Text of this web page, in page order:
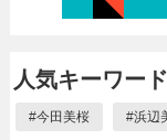
人気キーワード
#今田美桜 #浜辺